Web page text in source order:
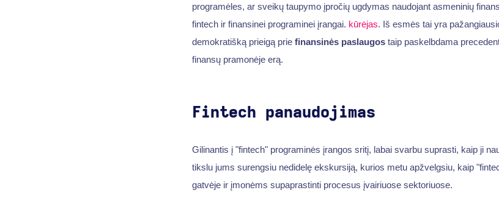
programėles, ar sveikų taupymo įpročių ugdymas naudojant asmeninių
fintech ir finansinei programinei įrangai. kūrėjas. Iš esmės tai yra
demokratišką prieigą prie finansinės paslaugostaip paskelbdama
finansų pramonėje erą.
Fintech panaudojimas
Gilinantis į "fintech" programinės įrangos sritį, labai svarbu suprasti, kaip ji
tikslu jums surengsiu nedidelę ekskursiją, kurios metu apžvelgsiu, kaip
gatvėje ir įmonėms supaprastinti procesus įvairiuose sektoriuose.